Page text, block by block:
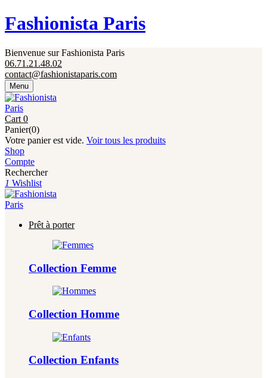
Fashionista Paris
Bienvenue sur Fashionista Paris
06.71.21.48.02
contact@fashionistaparis.com
Menu
Cart 0
Panier(0)
Votre panier est vide. Voir tous les produits
Shop
Compte
Rechercher
1 Wishlist
Prêt à porter
Collection Femme
Collection Homme
Collection Enfants
Fermeture annuelle du 17 juillet 16h au 12 août.
L'ajout au panier est indisponible et aucune
commande ni remise en main propre ne sera
possible durant cette période.